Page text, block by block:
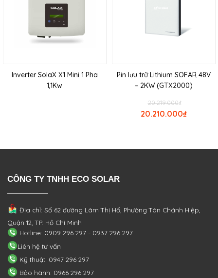
Inverter SolaX X1 Mini 1 Pha
1,1Kw
Pin lưu trữ Lithium SOFAR 48V
– 2KW (GTX2000)
₫
20.219.000
₫
20.210.000
CÔNG TY TNHH ECO SOLAR
Địa chỉ: Số 62 đường Lâm Thị Hố, PhườngTân Chánh Hiệp,
Quận 12, TP. Hồ Chí Minh
Hotline: 0909 296 297 - 0937 296 297
Liên hệ tư vấn
Kỹ thuật: 0947 296 297
Bảo hành: 0966 296 297